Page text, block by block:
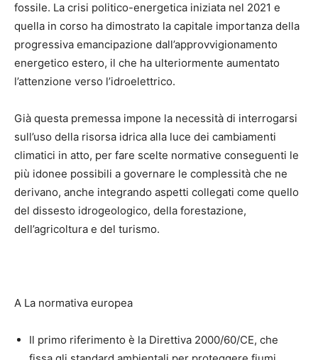
fossile. La crisi politico-energetica iniziata nel 2021 e
quella in corso ha dimostrato la capitale importanza della
progressiva emancipazione dall’approvvigionamento
energetico estero, il che ha ulteriormente aumentato
l’attenzione verso l’idroelettrico.
Già questa premessa impone la necessità di interrogarsi
sull’uso della risorsa idrica alla luce dei cambiamenti
climatici in atto, per fare scelte normative conseguenti le
più idonee possibili a governare le complessità che ne
derivano, anche integrando aspetti collegati come quello
del dissesto idrogeologico, della forestazione,
dell’agricoltura e del turismo.
A La normativa europea
Il primo riferimento è la Direttiva 2000/60/CE, che